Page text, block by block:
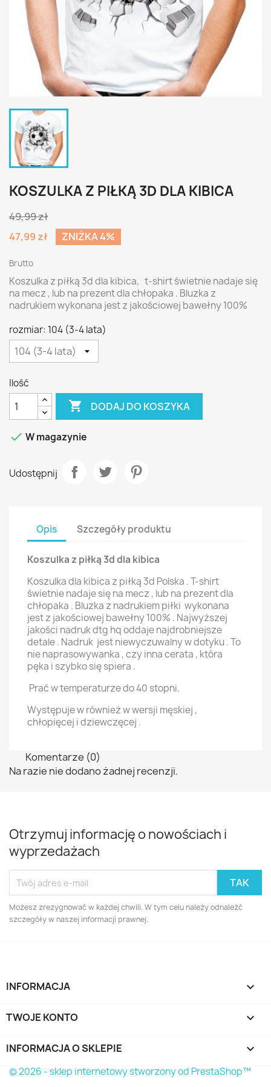
KOSZULKA Z PIŁKĄ 3D DLA KIBICA
49,99 zł
47,99 zł
ZNIŻKA 4%
Brutto
Koszulka z piłką 3d dla kibica, t-shirt świetnie nadaje się
na mecz , lub na prezent dla chłopaka . Bluzka z
nadrukiem wykonana jest z jakościowej bawełny 100%
rozmiar: 104 (3-4 lata)
Ilość
 DODAJ DO KOSZYKA
 W magazynie
Udostępnij
Opis Szczegóły produktu
Koszulka z piłką 3d dla kibica
Koszulka dla kibica z piłką 3d Polska . T-shirt
świetnie nadaje się na mecz , lub na prezent dla
chłopaka . Bluzka z nadrukiem piłki wykonana
jest z jakościowej bawełny 100% . Najwyższej
jakości nadruk dtg hq oddaje najdrobniejsze
detale . Nadruk jest niewyczuwalny w dotyku . To
nie naprasowywanka , czy inna cerata , która
pęka i szybko się spiera .
Prać w temperaturze do 40 stopni.
Występuje w również w wersji męskiej ,
chłopięcej i dziewczęcej .
Komentarze (0)
Na razie nie dodano żadnej recenzji.
Otrzymuj informację o nowościach i
wyprzedażach
Możesz zrezygnować w każdej chwili. W tym celu należy odnaleźć
szczegóły w naszej informacji prawnej.
INFORMACJA 
TWOJE KONTO 
INFORMACJA O SKLEPIE keyboard_arrow_down
© 2026 - sklep internetowy stworzony od PrestaShop™